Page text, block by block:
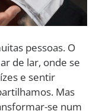
pessoas. O
de lar, onde se
e sentir
Mas
se num